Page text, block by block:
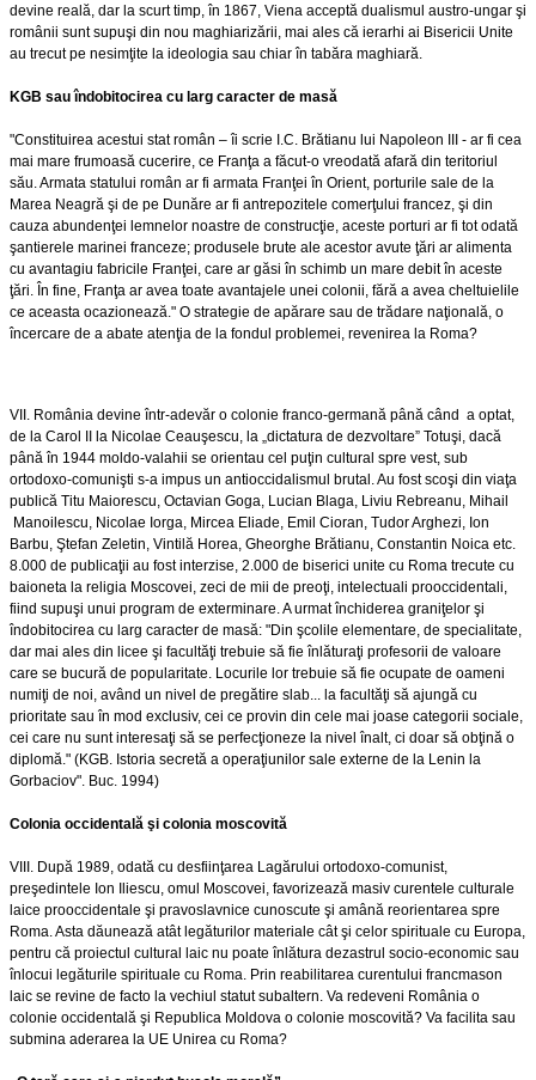
devine reală, dar la scurt timp, în 1867, Viena acceptă dualismul austro-ungar şi
românii sunt supuşi din nou maghiarizării, mai ales că ierarhi ai Bisericii Unite
au trecut pe nesimţite la ideologia sau chiar în tabăra maghiară.
KGB sau îndobitocirea cu larg caracter de masă
"Constituirea acestui stat român – îi scrie I.C. Brătianu lui Napoleon III - ar fi cea
mai mare frumoasă cucerire, ce Franţa a făcut-o vreodată afară din teritoriul
său. Armata statului român ar fi armata Franţei în Orient, porturile sale de la
Marea Neagră şi de pe Dunăre ar fi antrepozitele comerţului francez, şi din
cauza abundenţei lemnelor noastre de construcţie, aceste porturi ar fi tot odată
şantierele marinei franceze; produsele brute ale acestor avute ţări ar alimenta
cu avantagiu fabricile Franţei, care ar găsi în schimb un mare debit în aceste
ţări. În fine, Franţa ar avea toate avantajele unei colonii, fără a avea cheltuielile
ce aceasta ocazionează." O strategie de apărare sau de trădare naţională, o
încercare de a abate atenţia de la fondul problemei, revenirea la Roma?
VII. România devine într-adevăr o colonie franco-germană până când a optat,
de la Carol II la Nicolae Ceauşescu, la „dictatura de dezvoltare” Totuşi, dacă
până în 1944 moldo-valahii se orientau cel puţin cultural spre vest, sub
ortodoxo-comunişti s-a impus un antioccidalismul brutal. Au fost scoşi din viaţa
publică Titu Maiorescu, Octavian Goga, Lucian Blaga, Liviu Rebreanu, Mihail
Manoilescu, Nicolae Iorga, Mircea Eliade, Emil Cioran, Tudor Arghezi, Ion
Barbu, Ştefan Zeletin, Vintilă Horea, Gheorghe Brătianu, Constantin Noica etc.
8.000 de publicaţii au fost interzise, 2.000 de biserici unite cu Roma trecute cu
baioneta la religia Moscovei, zeci de mii de preoţi, intelectuali prooccidentali,
fiind supuşi unui program de exterminare. A urmat închiderea graniţelor şi
îndobitocirea cu larg caracter de masă: "Din şcolile elementare, de specialitate,
dar mai ales din licee şi facultăţi trebuie să fie înlăturaţi profesorii de valoare
care se bucură de popularitate. Locurile lor trebuie să fie ocupate de oameni
numiţi de noi, având un nivel de pregătire slab... la facultăţi să ajungă cu
prioritate sau în mod exclusiv, cei ce provin din cele mai joase categorii sociale,
cei care nu sunt interesaţi să se perfecţioneze la nivel înalt, ci doar să obţină o
diplomă." (KGB. Istoria secretă a operaţiunilor sale externe de la Lenin la
Gorbaciov". Buc. 1994)
Colonia occidentală şi colonia moscovită
VIII. După 1989, odată cu desfiinţarea Lagărului ortodoxo-comunist,
preşedintele Ion Iliescu, omul Moscovei, favorizează masiv curentele culturale
laice prooccidentale şi pravoslavnice cunoscute şi amână reorientarea spre
Roma. Asta dăunează atât legăturilor materiale cât şi celor spirituale cu Europa,
pentru că proiectul cultural laic nu poate înlătura dezastrul socio-economic sau
înlocui legăturile spirituale cu Roma. Prin reabilitarea curentului francmason
laic se revine de facto la vechiul statut subaltern. Va redeveni România o
colonie occidentală şi Republica Moldova o colonie moscovită? Va facilita sau
submina aderarea la UE Unirea cu Roma?